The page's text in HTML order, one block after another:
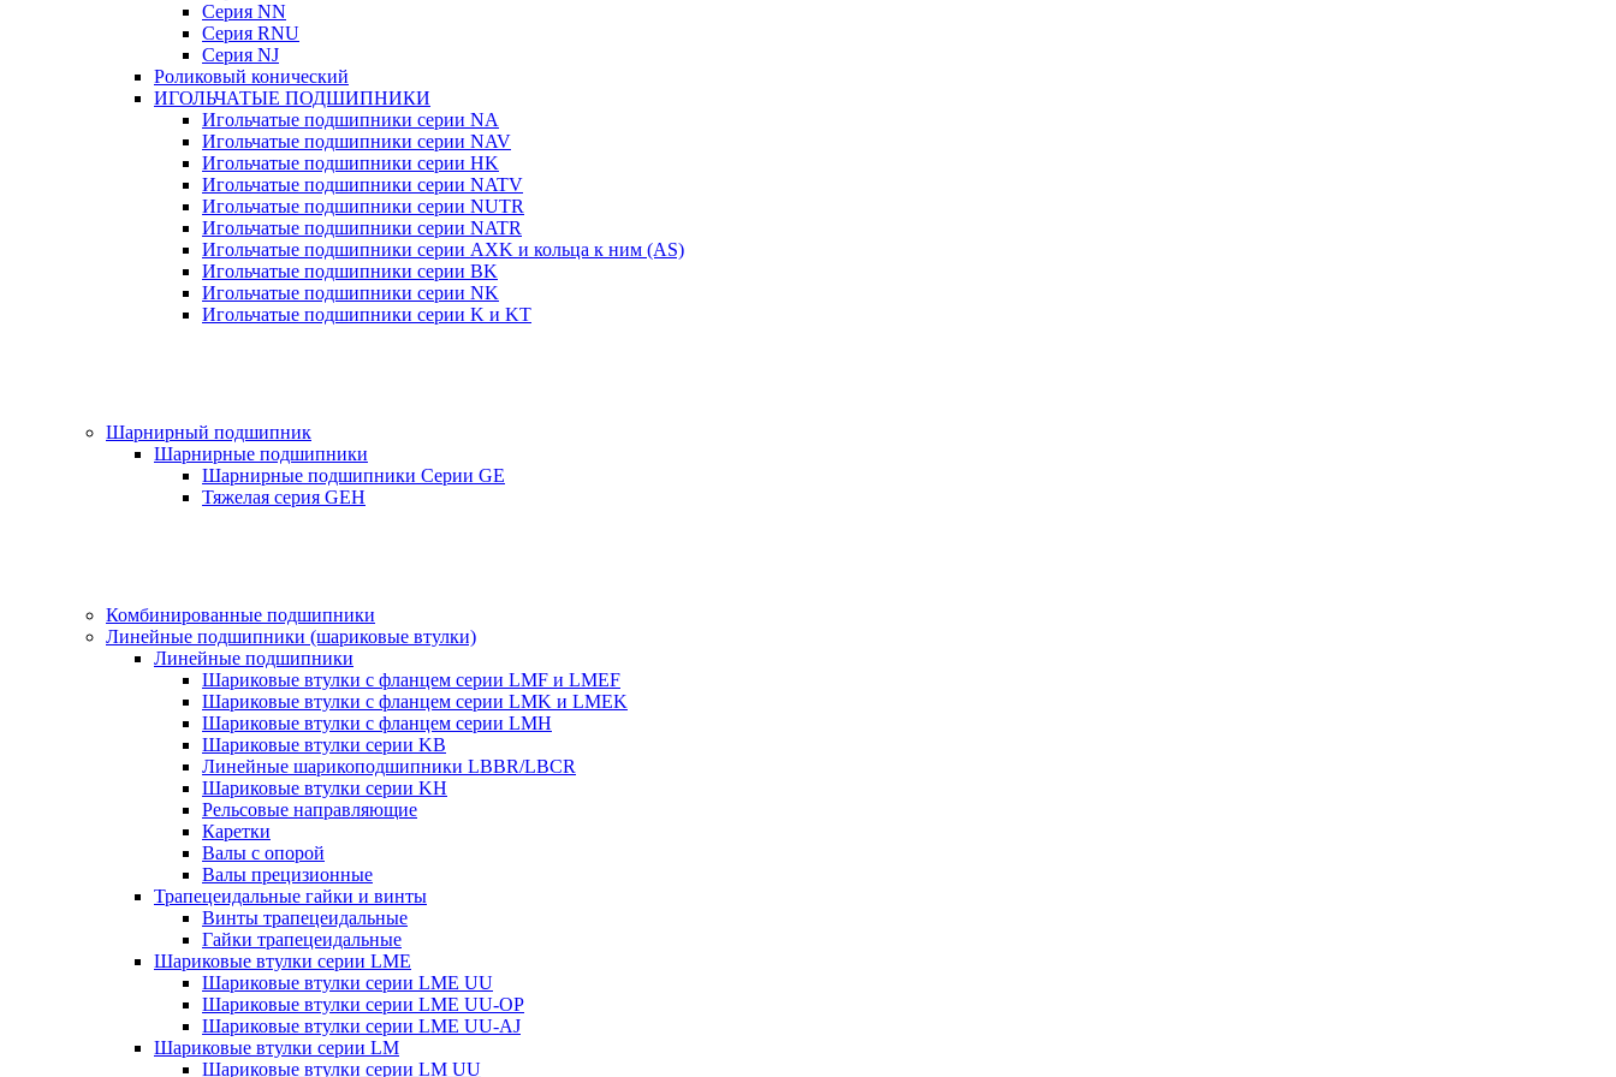
Серия NN
Серия RNU
Серия NJ
Роликовый конический
ИГОЛЬЧАТЫЕ ПОДШИПНИКИ
Игольчатые подшипники серии NA
Игольчатые подшипники серии NAV
Игольчатые подшипники серии HK
Игольчатые подшипники серии NATV
Игольчатые подшипники серии NUTR
Игольчатые подшипники серии NATR
Игольчатые подшипники серии AXK и кольца к ним (AS)
Игольчатые подшипники серии BK
Игольчатые подшипники серии NK
Игольчатые подшипники серии K и KT
Шарнирный подшипник
Шарнирные подшипники
Шарнирные подшипники Серии GE
Тяжелая серия GEH
Комбинированные подшипники
Линейные подшипники (шариковые втулки)
Линейные подшипники
Шариковые втулки с фланцем серии LMF и LMEF
Шариковые втулки с фланцем серии LMK и LMEK
Шариковые втулки с фланцем серии LMH
Шариковые втулки серии KB
Линейные шарикоподшипники LBBR/LBCR
Шариковые втулки серии KH
Рельсовые направляющие
Каретки
Валы с опорой
Валы прецизионные
Трапецеидальные гайки и винты
Винты трапецеидальные
Гайки трапецеидальные
Шариковые втулки серии LME
Шариковые втулки серии LME UU
Шариковые втулки серии LME UU-OP
Шариковые втулки серии LME UU-AJ
Шариковые втулки серии LM
Шариковые втулки серии LM UU